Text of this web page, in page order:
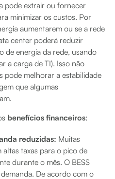
pode extrair ou fornecer
minimizar os custos. Por
aumentarem ou se a rede
center poderá reduzir
de energia da rede, usando
a carga de TI). Isso não
pode melhorar a estabilidade
que algumas
benefícios financeiros:
reduzidas: Muitas
taxas para o pico de
durante o mês. O BESS
De acordo com o